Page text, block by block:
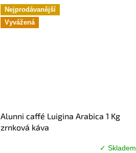
Nejprodávanější
Vyvážená
Alunni caffé Luigina Arabica 1 Kg
zrnková káva
✓ Skladem